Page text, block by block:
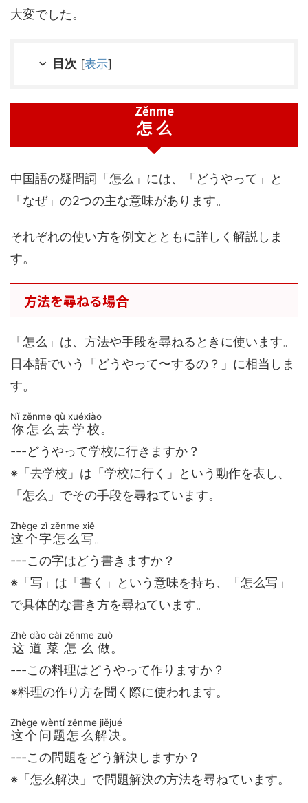
大変でした。
目次 [表示]
怎么
Zěnme
中国語の疑問詞「怎么」には、「どうやって」と
「なぜ」の2つの主な意味があります。
それぞれの使い方を例文とともに詳しく解説しま
す。
方法を尋ねる場合
「怎么」は、方法や手段を尋ねるときに使います。
日本語でいう「どうやって〜するの？」に相当しま
す。
你怎么去学校
Nǐ zěnme qù xuéxiào
。
---どうやって学校に行きますか？
※「去学校」は「学校に行く」という動作を表し、
「怎么」でその手段を尋ねています。
这个字怎么写
Zhège zì zěnme xiě
。
---この字はどう書きますか？
※「写」は「書く」という意味を持ち、「怎么写」
で具体的な書き方を尋ねています。
这道菜怎么做
Zhè dào cài zěnme zuò
。
---この料理はどうやって作りますか？
※料理の作り方を聞く際に使われます。
这个问题怎么解决
Zhège wèntí zěnme jiějué
。
---この問題をどう解決しますか？
※「怎么解决」で問題解決の方法を尋ねています。